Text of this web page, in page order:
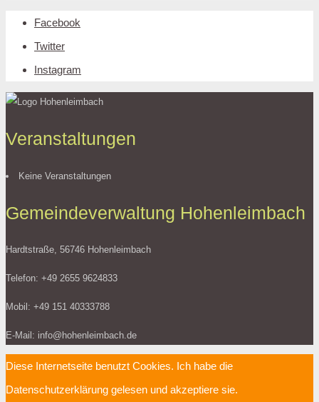
Facebook
Twitter
Instagram
Veranstaltungen
Keine Veranstaltungen
Gemeindeverwaltung Hohenleimbach
Hardtstraße, 56746 Hohenleimbach
Telefon: +49 2655 9624833
Mobil: +49 151 40333788
E-Mail: info@hohenleimbach.de
Diese Internetseite benutzt Cookies. Ich habe die
Datenschutzerklärung gelesen und akzeptiere sie.